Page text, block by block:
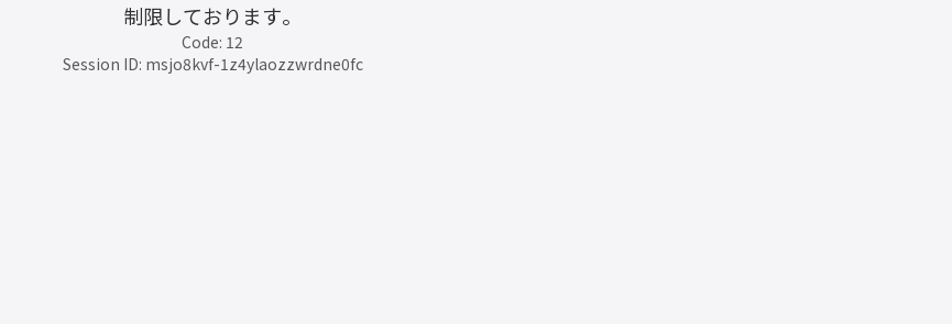
制限しております。
Code: 12
Session ID: msjo8kvf-1z4ylaozzwrdne0fc